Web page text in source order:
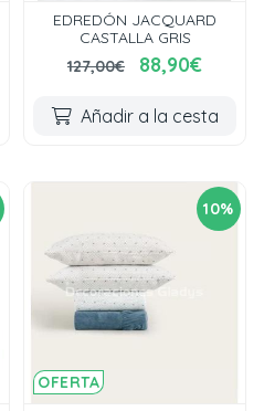
EDREDÓN JACQUARD
CASTALLA GRIS
127,00€
88,90€
Añadir a la cesta
10%
OFERTA